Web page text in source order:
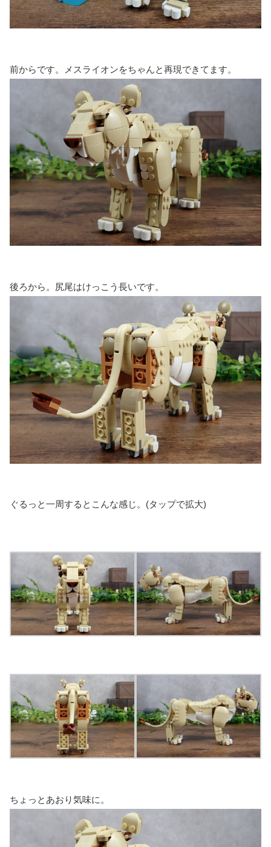
前からです。メスライオンをちゃんと再現できてます。
後ろから。尻尾はけっこう長いです。
ぐるっと一周するとこんな感じ。(タップで拡大)
ちょっとあおり気味に。